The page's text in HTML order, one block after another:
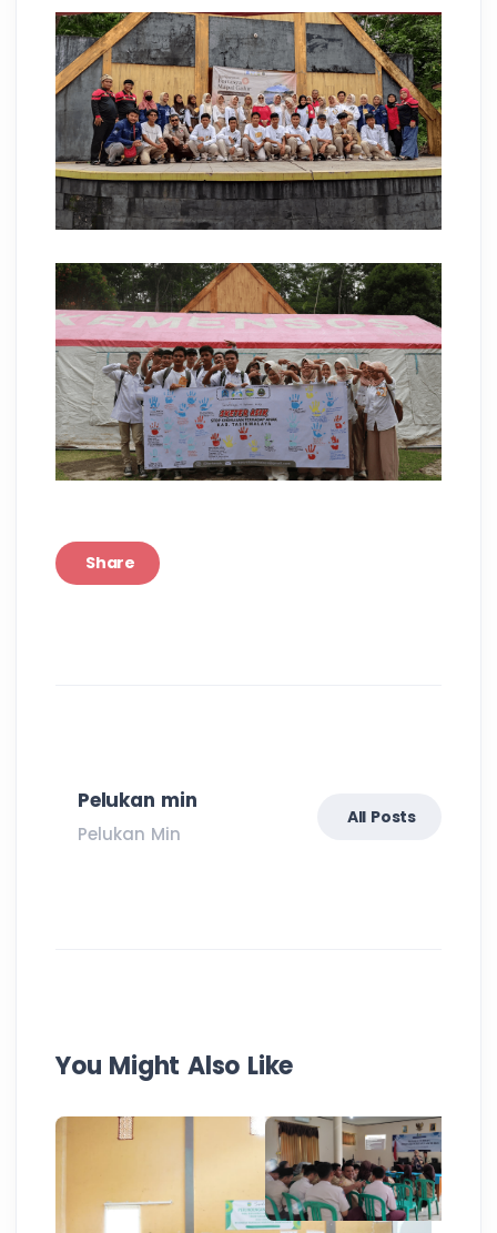
Share
Pelukan min
Pelukan Min
All Posts
You Might Also Like